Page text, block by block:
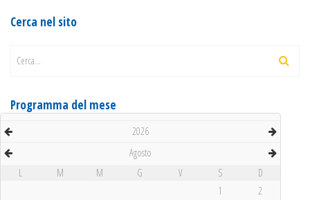
Cerca nel sito
Cerca...
Programma del mese
2026
Agosto
L
M M G V S
D
1
2